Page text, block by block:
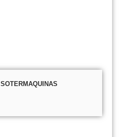
SOTERMAQUINAS